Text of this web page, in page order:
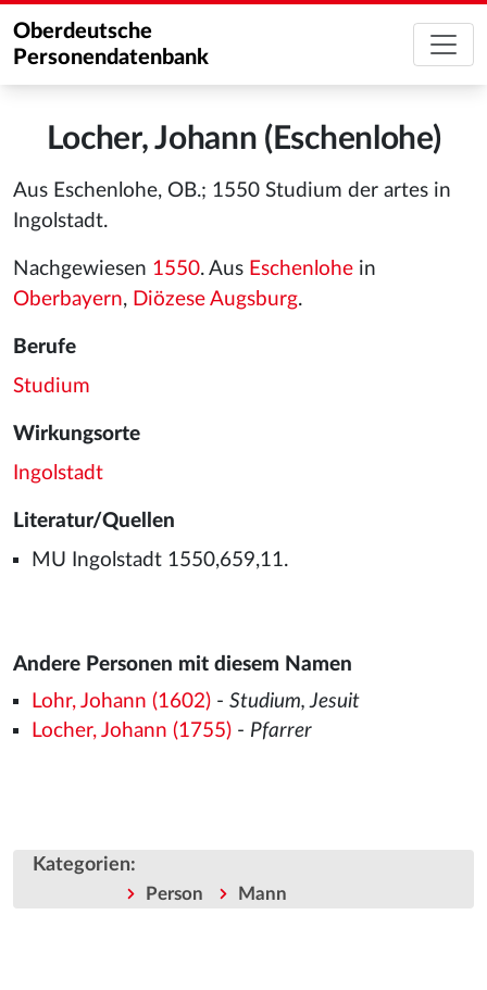
Oberdeutsche
Personendatenbank
Locher, Johann (Eschenlohe)
Aus Eschenlohe, OB.; 1550 Studium der artes in
Ingolstadt.
Nachgewiesen 1550. Aus Eschenlohe in
Oberbayern, Diözese Augsburg.
Berufe
Studium
Wirkungsorte
Ingolstadt
Literatur/Quellen
MU Ingolstadt 1550,659,11.
Andere Personen mit diesem Namen
Lohr, Johann (1602)- Studium, Jesuit
Locher, Johann (1755)- Pfarrer
Kategorien:
Person Mann